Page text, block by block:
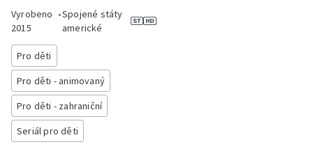
Vyrobeno
2015
•Spojené státy
americké
Pro děti
Pro děti - animovaný
Pro děti - zahraniční
Seriál pro děti